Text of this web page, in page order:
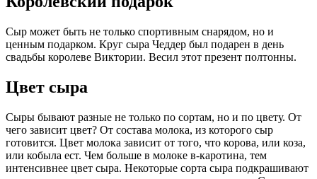
Сыр может быть не только спортивным снарядом, но и
ценным подарком. Круг сыра Чеддер был подарен в день
свадьбы королеве Виктории. Весил этот презент полтонны.
Цвет сыра
Сыры бывают разные не только по сортам, но и по цвету. От
чего зависит цвет? От состава молока, из которого сыр
готовится. Цвет молока зависит от того, что корова, или коза,
или кобыла ест. Чем больше в молоке в-каротина, тем
интенсивнее цвет сыра. Некоторые сорта сыра подкрашивают